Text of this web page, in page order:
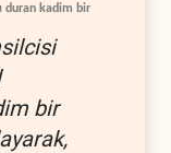
duran kadim bir
bir